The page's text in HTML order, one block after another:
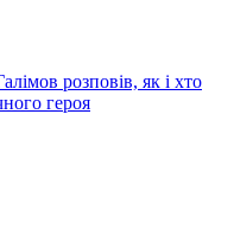
розповів, як і хто
героя